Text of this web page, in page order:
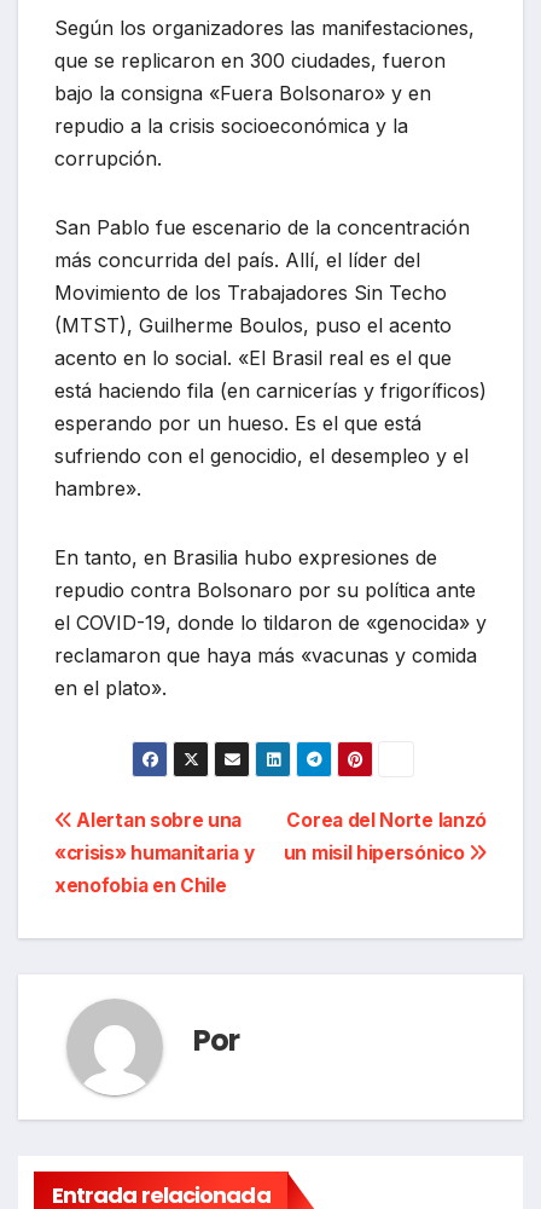
Según los organizadores las manifestaciones,
que se replicaron en 300 ciudades, fueron
bajo la consigna «Fuera Bolsonaro» y en
repudio a la crisis socioeconómica y la
corrupción.
San Pablo fue escenario de la concentración
más concurrida del país. Allí, el líder del
Movimiento de los Trabajadores Sin Techo
(MTST), Guilherme Boulos, puso el acento
acento en lo social. «El Brasil real es el que
está haciendo fila (en carnicerías y frigoríficos)
esperando por un hueso. Es el que está
sufriendo con el genocidio, el desempleo y el
hambre».
En tanto, en Brasilia hubo expresiones de
repudio contra Bolsonaro por su política ante
el COVID-19, donde lo tildaron de «genocida» y
reclamaron que haya más «vacunas y comida
en el plato».
Navegación
de
entradas
Corea del Norte lanzó
un misil hipersónico
Alertan sobre una
«crisis» humanitaria y
xenofobia en Chile
Por
Entrada relacionada